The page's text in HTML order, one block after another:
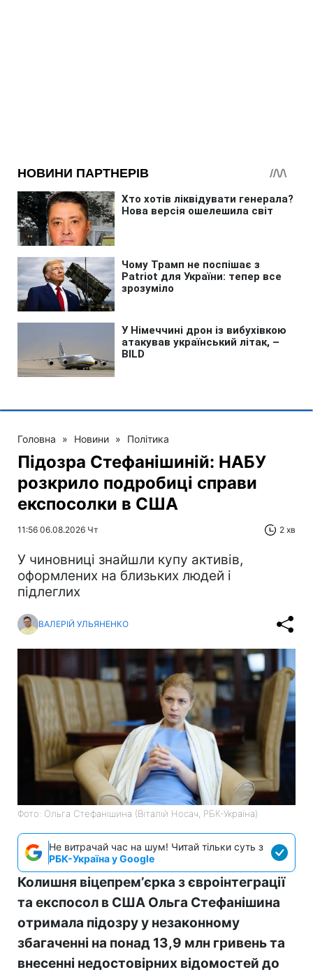
Головна » Новини » Політика
Підозра Стефанішиній: НАБУ
розкрило подробиці справи
експосолки в США
11:56 06.08.2026 Чт 2 хв
У чиновниці знайшли купу активів,
оформлених на близьких людей і
підлеглих
ВАЛЕРІЙ УЛЬЯНЕНКО
Фото: Ольга Стефанішина (Віталій Носач, РБК-Україна)
Не витрачай час на шум! Читай тільки суть з
РБК-Україна у Google
Колишня віцепремʼєрка з євроінтеграції
та експосол в США Ольга Стефанішина
отримала підозру у незаконному
збагаченні на понад 13,9 млн гривень та
внесенні недостовірних відомостей до